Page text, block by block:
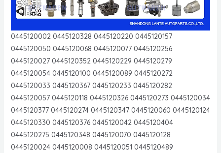
0445120002 0445120328 0445120220 0445120157
0445120050 0445120068 0445120077 0445120256
0445120027 0445120352 0445120229 0445120279
0445120054 0445120100 0445120089 0445120272
0445120033 0445120367 0445120233 0445120282
0445120057 0445120118 0445120326 0445120273 0445120034
0445120377 0445120274 0445120347 0445120060 0445120124
0445120330 0445120376 0445120042 0445120404
0445120275 0445120348 0445120070 0445120128
0445120024 0445120008 0445120051 0445120489